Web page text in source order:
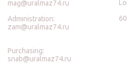
mag@uralmaz74.ru
Administration:
zam@uralmaz74.ru
Purchasing:
snab@uralmaz74.ru